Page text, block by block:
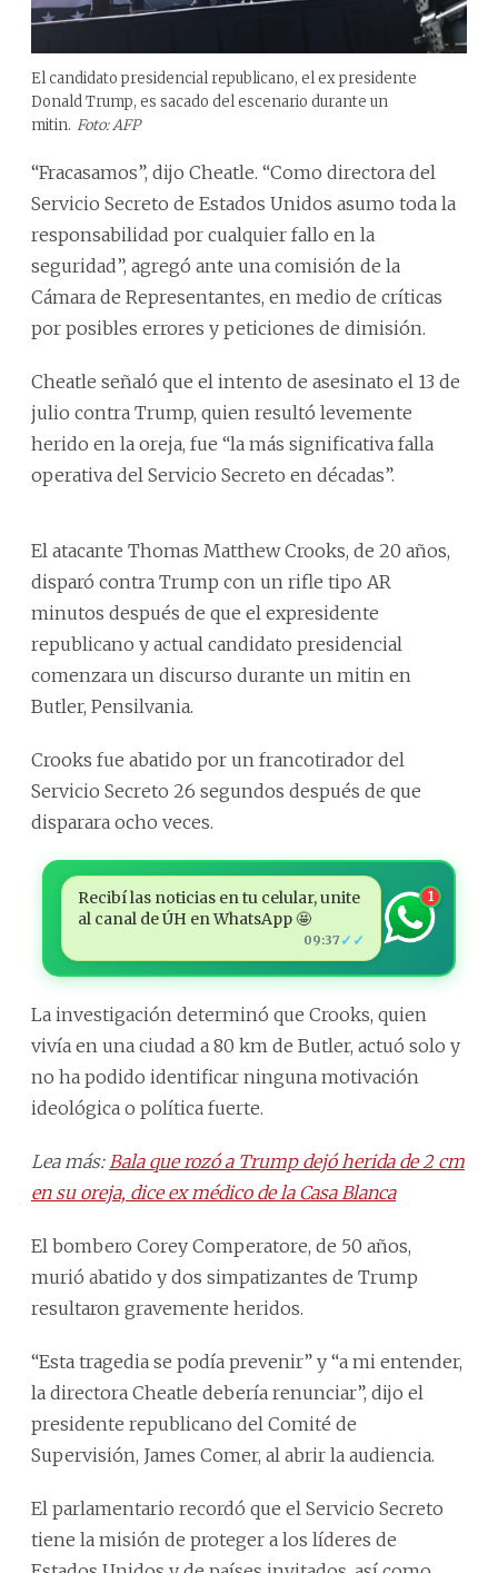
El candidato presidencial republicano, el ex presidente
Donald Trump, es sacado del escenario durante un
mitin. Foto: AFP
“Fracasamos”, dijo Cheatle. “Como directora del
Servicio Secreto de Estados Unidos asumo toda la
responsabilidad por cualquier fallo en la
seguridad”, agregó ante una comisión de la
Cámara de Representantes, en medio de críticas
por posibles errores y peticiones de dimisión.
Cheatle señaló que el intento de asesinato el 13 de
julio contra Trump, quien resultó levemente
herido en la oreja, fue “la más significativa falla
operativa del Servicio Secreto en décadas”.
El atacante Thomas Matthew Crooks, de 20 años,
disparó contra Trump con un rifle tipo AR
minutos después de que el expresidente
republicano y actual candidato presidencial
comenzara un discurso durante un mitin en
Butler, Pensilvania.
Crooks fue abatido por un francotirador del
Servicio Secreto 26 segundos después de que
disparara ocho veces.
Recibí las noticias en tu celular, unite
al canal de ÚH en WhatsApp 🤩
09:37 ✓✓
1
La investigación determinó que Crooks, quien
vivía en una ciudad a 80 km de Butler, actuó solo y
no ha podido identificar ninguna motivación
ideológica o política fuerte.
Lea más: Bala que rozó a Trump dejó herida de 2 cm
en su oreja, dice ex médico de la Casa Blanca
El bombero Corey Comperatore, de 50 años,
murió abatido y dos simpatizantes de Trump
resultaron gravemente heridos.
“Esta tragedia se podía prevenir” y “a mi entender,
la directora Cheatle debería renunciar”, dijo el
presidente republicano del Comité de
Supervisión, James Comer, al abrir la audiencia.
El parlamentario recordó que el Servicio Secreto
tiene la misión de proteger a los líderes de